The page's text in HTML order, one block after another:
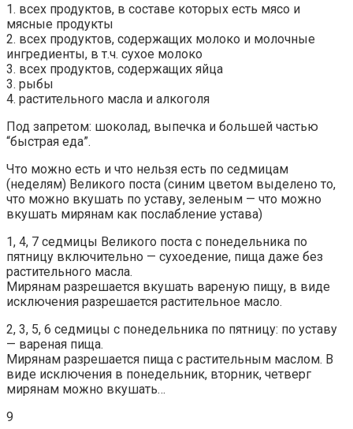
1. всех продуктов, в составе которых есть мясо и
мясные продукты
2. всех продуктов, содержащих молоко и молочные
ингредиенты, в т.ч. сухое молоко
3. всех продуктов, содержащих яйца
3. рыбы
4. растительного масла и алкоголя
Под запретом: шоколад, выпечка и большей частью
“быстрая еда”.
Что можно есть и что нельзя есть по седмицам
(неделям) Великого поста (синим цветом выделено то,
что можно вкушать по уставу, зеленым — что можно
вкушать мирянам как послабление устава)
1, 4, 7 седмицы Великого поста с понедельника по
пятницу включительно — сухоедение, пища даже без
растительного масла.
Мирянам разрешается вкушать вареную пищу, в виде
исключения разрешается растительное масло.
2, 3, 5, 6 седмицы с понедельника по пятницу: по уставу
— вареная пища.
Мирянам разрешается пища с растительным маслом. В
виде исключения в понедельник, вторник, четверг
мирянам можно вкушать…
9